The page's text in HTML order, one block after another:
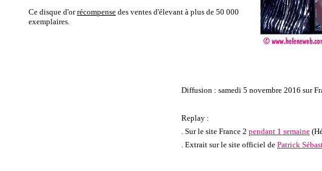
Ce disque d'orrécompense des ventes d'élevant à plus de 50 000
exemplaires.
Diffusion : samedi 5 novembre 2016 sur
Replay :
. Sur le site France 2 pendant 1 semaine
. Extrait sur le site officiel de Patrick